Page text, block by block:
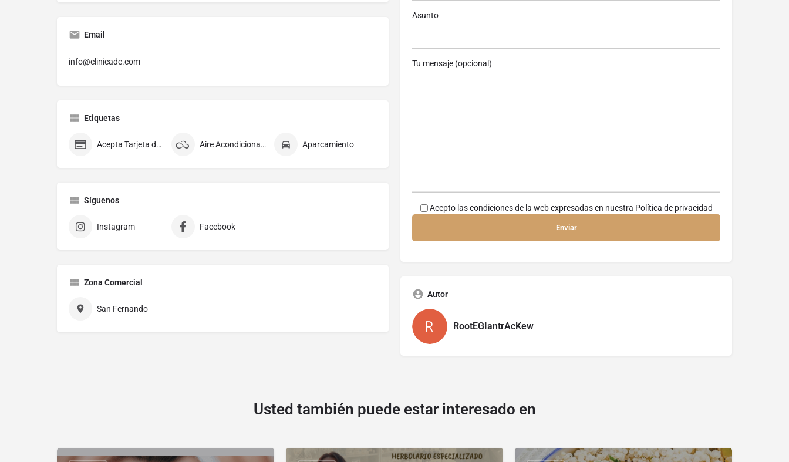
Email
info@clinicadc.com
Etiquetas
Acepta Tarjeta de Crédito Aire Acondicionado Aparcamiento
Síguenos
Instagram Facebook
Zona Comercial
San Fernando
Asunto
Tu mensaje (opcional)
Acepto las condiciones de la web expresadas en nuestra Política de privacidad
Autor
RootEGIantrAcKew
Usted también puede estar interesado en